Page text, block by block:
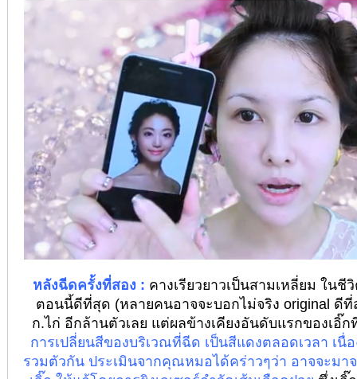
หลังฉีดครั้งที่สอง : คางเรียวยาวเป็นสามเหลี่ยม ใน
ตอนนี้ดีที่สุด (หลายคนอาจจะบอกไม่จริง original ดี
ก.ไก่ อีกล้านตัวเลย แต่ผลข้างเคียงอันดับแรกของเอิ๊
การเปลี่ยนสีของบริเวณที่ฉีด เป็นสีแดงตลอดเวลา เนื่
รวมตัวกัน ประเมินจากคุณหมอได้คร่าวๆว่า อาจจะมา